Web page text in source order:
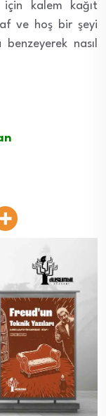
kalem kağıt
ve hoş bir şeyi
nasıl